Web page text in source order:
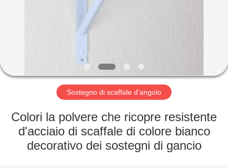
CIRCA
NOI
GIRO
DELLA
FABBRICA
Sostegno di scaffale d'angolo
Colori la polvere che ricopre resistente
d'acciaio di scaffale di colore bianco
decorativo dei sostegni di gancio